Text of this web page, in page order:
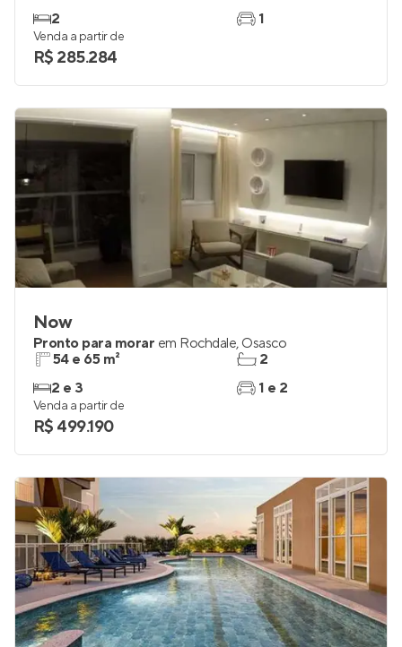
2
1
Venda a partir de
R$ 285.284
Now
Pronto para morar em Rochdale, Osasco
54 e 65 m²
2 e 3
2
1 e 2
Venda a partir de
R$ 499.190